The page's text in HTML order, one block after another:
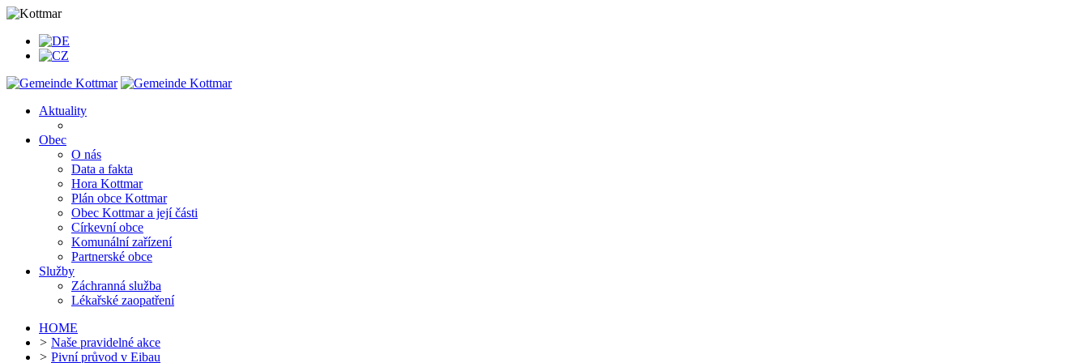
Aktuality
Obec
O nás
Data a fakta
Hora Kottmar
Plán obce Kottmar
Obec Kottmar a její části
Církevní obce
Komunální zařízení
Partnerské obce
Služby
Záchranná služba
Lékařské zaopatření
HOME
> Naše pravidelné akce
> Pivní průvod v Eibau